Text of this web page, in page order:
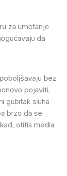
za umetanje
da
bez
pojaviti.
gubitak sluha
brzo da se
otitis media